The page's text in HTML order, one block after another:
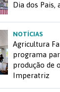
Dia dos Pais,
NOTÍCIAS
Agricultura
programa
produção de
Imperatriz